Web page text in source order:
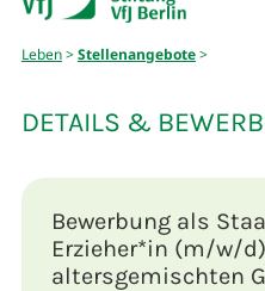
Leben>Stellenangebote>
DETAILS &
Bewerbung als
Erzieher*in (m/w/
altersgemischten